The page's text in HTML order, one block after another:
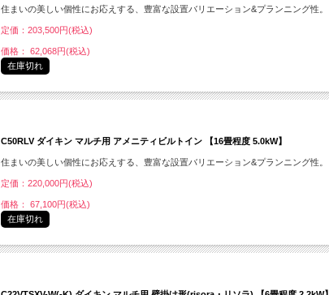
住まいの美しい個性にお応えする、豊富な設置バリエーション&プランニング性。
定価：203,500円(税込)
価格： 62,068円(税込)
在庫切れ
C50RLV ダイキン マルチ用 アメニティビルトイン 【16畳程度 5.0kW】
住まいの美しい個性にお応えする、豊富な設置バリエーション&プランニング性。
定価：220,000円(税込)
価格： 67,100円(税込)
在庫切れ